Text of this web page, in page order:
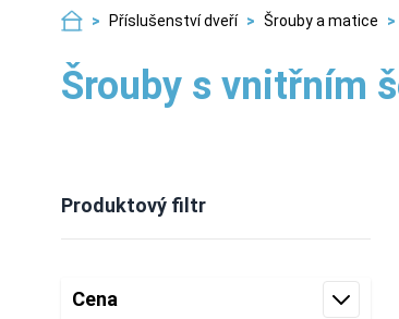
> Příslušenství dveří > Šrouby a matice >
Šrouby s vnitřním
Produktový filtr
Cena